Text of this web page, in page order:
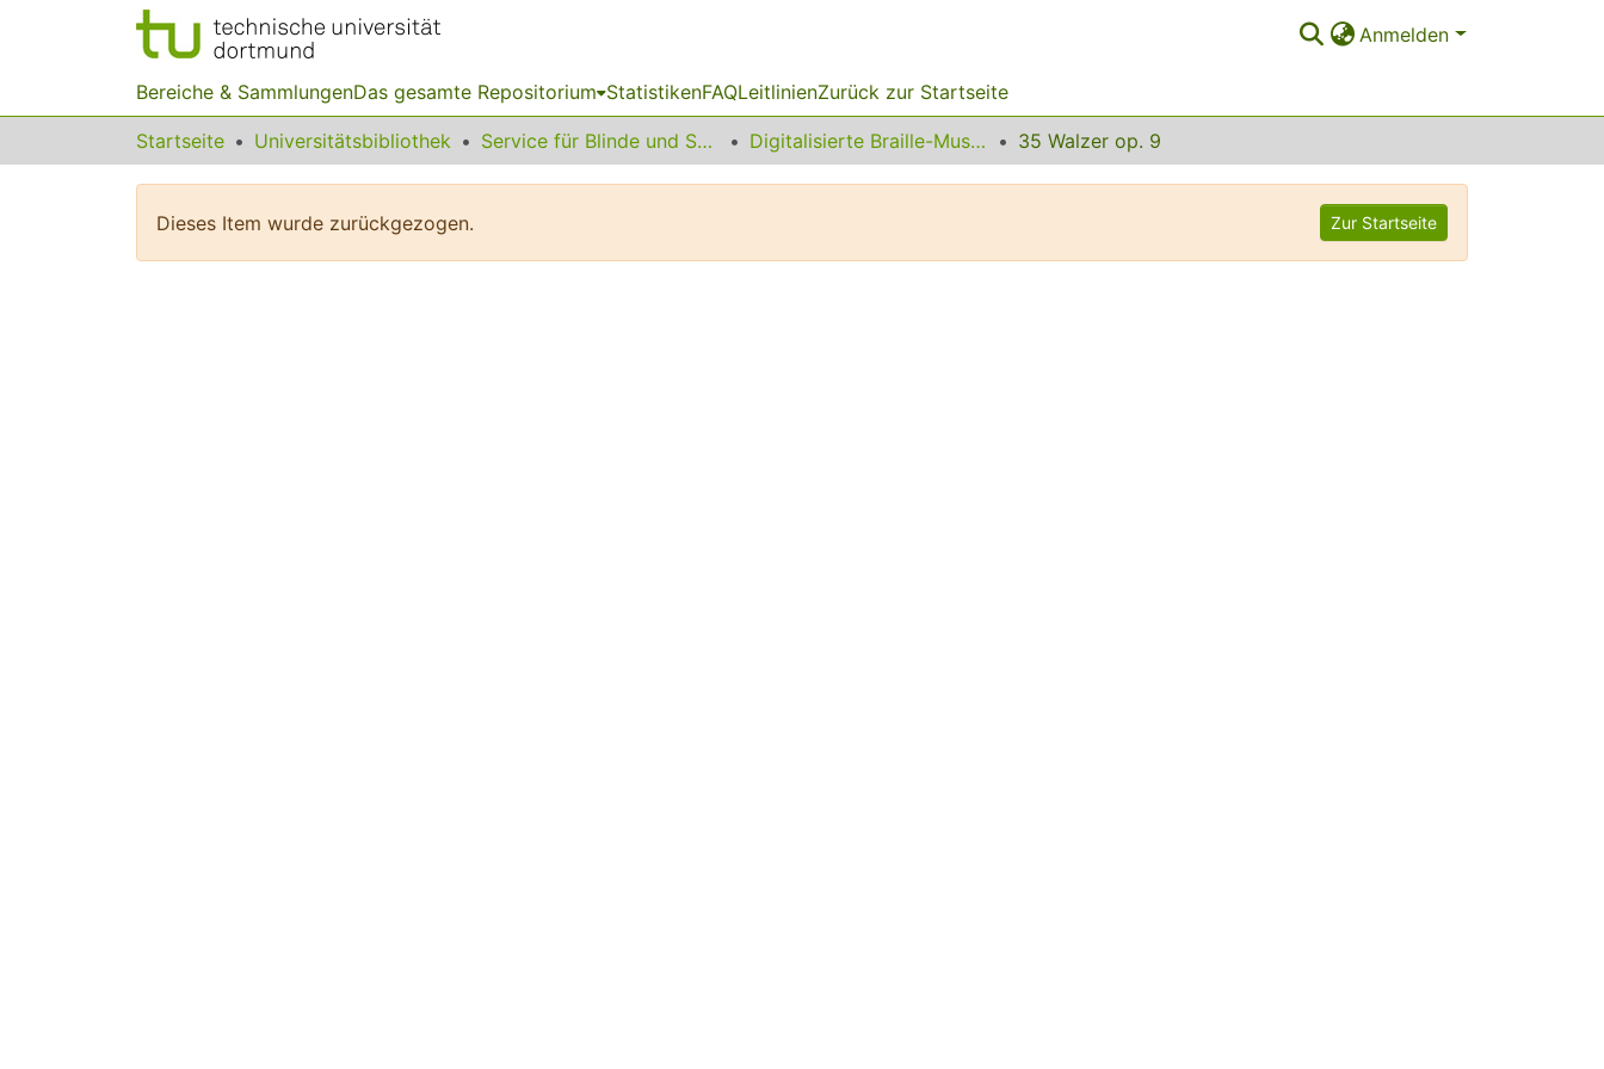
Anmelden
Bereiche & SammlungenDas gesamte Repositorium StatistikenFAQLeitlinienZurück zur Startseite
Startseite Universitätsbibliothek Service für Blinde und Sehbehinderte Digitalisierte Braille-Musik-Matrizen des VzfB 35 Walzer op. 9
Dieses Item wurde zurückgezogen. Zur Startseite